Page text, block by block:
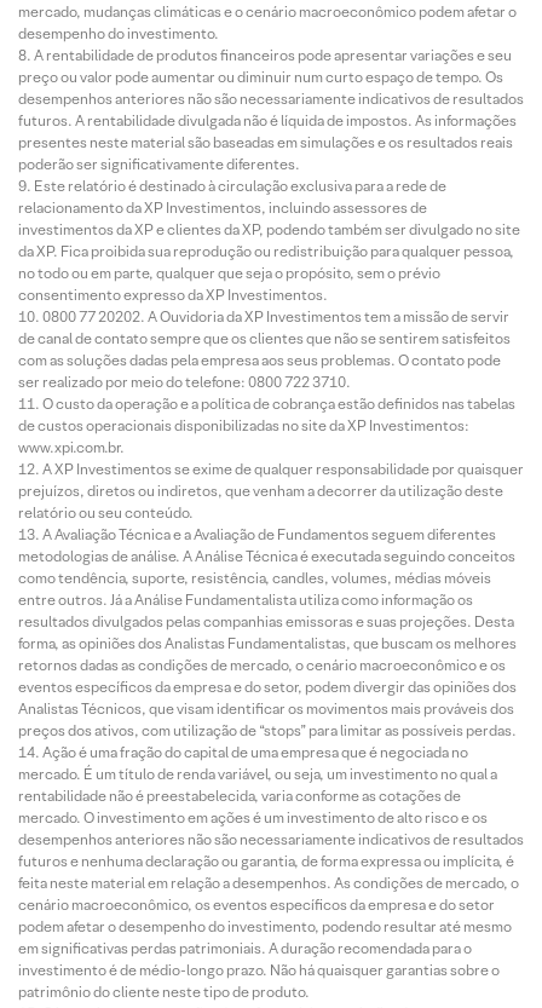
mercado, mudanças climáticas e o cenário macroeconômico podem afetar o
desempenho do investimento.
A rentabilidade de produtos financeiros pode apresentar variações e seu
preço ou valor pode aumentar ou diminuir num curto espaço de tempo. Os
desempenhos anteriores não são necessariamente indicativos de resultados
futuros. A rentabilidade divulgada não é líquida de impostos. As informações
presentes neste material são baseadas em simulações e os resultados reais
poderão ser significativamente diferentes.
Este relatório é destinado à circulação exclusiva para a rede de
relacionamento da XP Investimentos, incluindo assessores de
investimentos da XP e clientes da XP, podendo também ser divulgado no site
da XP. Fica proibida sua reprodução ou redistribuição para qualquer pessoa,
no todo ou em parte, qualquer que seja o propósito, sem o prévio
consentimento expresso da XP Investimentos.
0800 77 20202. A Ouvidoria da XP Investimentos tem a missão de servir
de canal de contato sempre que os clientes que não se sentirem satisfeitos
com as soluções dadas pela empresa aos seus problemas. O contato pode
ser realizado por meio do telefone: 0800 722 3710.
O custo da operação e a política de cobrança estão definidos nas tabelas
de custos operacionais disponibilizadas no site da XP Investimentos:
www.xpi.com.br.
A XP Investimentos se exime de qualquer responsabilidade por quaisquer
prejuízos, diretos ou indiretos, que venham a decorrer da utilização deste
relatório ou seu conteúdo.
A Avaliação Técnica e a Avaliação de Fundamentos seguem diferentes
metodologias de análise. A Análise Técnica é executada seguindo conceitos
como tendência, suporte, resistência, candles, volumes, médias móveis
entre outros. Já a Análise Fundamentalista utiliza como informação os
resultados divulgados pelas companhias emissoras e suas projeções. Desta
forma, as opiniões dos Analistas Fundamentalistas, que buscam os melhores
retornos dadas as condições de mercado, o cenário macroeconômico e os
eventos específicos da empresa e do setor, podem divergir das opiniões dos
Analistas Técnicos, que visam identificar os movimentos mais prováveis dos
preços dos ativos, com utilização de “stops” para limitar as possíveis perdas.
Ação é uma fração do capital de uma empresa que é negociada no
mercado. É um título de renda variável, ou seja, um investimento no qual a
rentabilidade não é preestabelecida, varia conforme as cotações de
mercado. O investimento em ações é um investimento de alto risco e os
desempenhos anteriores não são necessariamente indicativos de resultados
futuros e nenhuma declaração ou garantia, de forma expressa ou implícita, é
feita neste material em relação a desempenhos. As condições de mercado, o
cenário macroeconômico, os eventos específicos da empresa e do setor
podem afetar o desempenho do investimento, podendo resultar até mesmo
em significativas perdas patrimoniais. A duração recomendada para o
investimento é de médio-longo prazo. Não há quaisquer garantias sobre o
patrimônio do cliente neste tipo de produto.